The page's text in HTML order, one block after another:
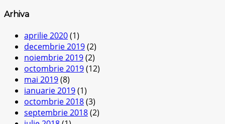
Arhiva
aprilie 2020(1)
decembrie 2019(2)
noiembrie 2019(2)
octombrie 2019(12)
mai 2019(8)
ianuarie 2019(1)
octombrie 2018(3)
septembrie 2018(2)